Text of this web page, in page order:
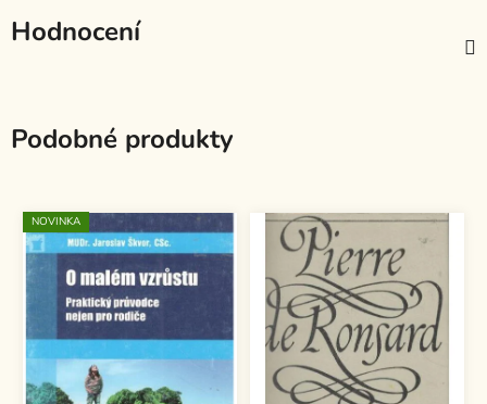
Hodnocení
Podobné produkty
NOVINKA